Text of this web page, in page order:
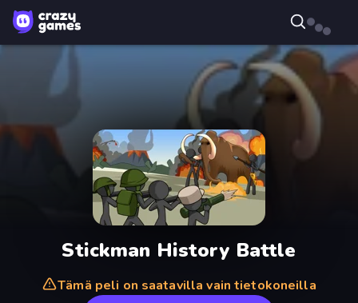
Stickman History Battle
Tämä peli on saatavilla vain tietokoneilla